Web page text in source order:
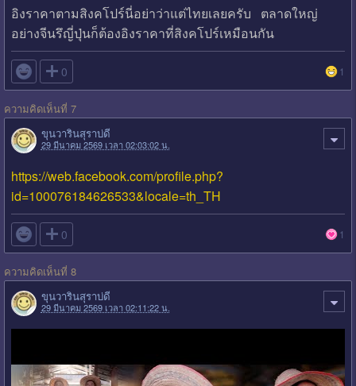
อิงราคาตามสิงคโปร์นี่อย่าว่าแต่ไทยเลยครับ ตลาดใหญ่
อย่างจีนรึญี่ปุ่นก็ต้องอิงราคาที่สิงคโปร์เหมือนกัน
 0 1
ความคิดเห็นที่ 7
ขุนวารินสุราบ่ดี
29 มีนาคม 2569 เวลา 02:03:02 น.
https://web.facebook.com/profile.php?
id=100076184626533&locale=th_TH
 0 1
ความคิดเห็นที่ 8
ขุนวารินสุราบ่ดี
29 มีนาคม 2569 เวลา 02:11:22 น.